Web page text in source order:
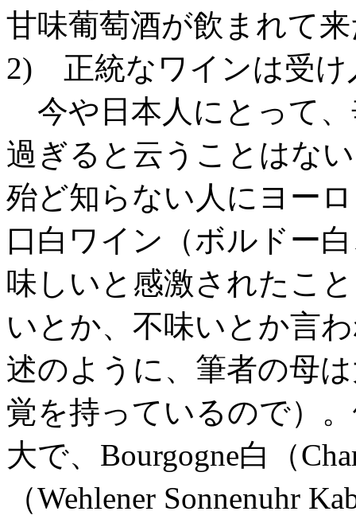
甘味葡萄酒が飲まれて
2) 正統なワインは受け
今や日本人にとって
過ぎると云うことはな
殆ど知らない人にヨー
口白ワイン（ボルドー
味しいと感激されたこ
いとか、不味いとか言
述のように、筆者の母
覚を持っているので）
大で、Bourgogne白（
（Wehlener Sonnenuhr